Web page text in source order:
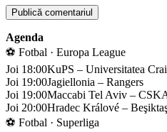
Agenda
⚽ Fotbal · Europa League
Joi 18:00KuPS – Universitatea
Joi 19:00Jagiellonia – Rangers
Joi 19:00Maccabi Tel Aviv –
Joi 20:00Hradec Králové –
⚽ Fotbal · Superliga